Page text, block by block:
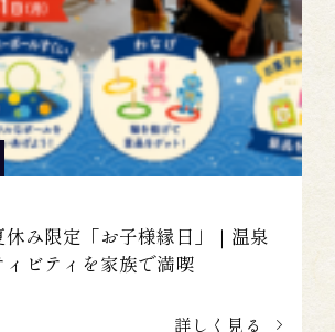
休み限定「お子様縁日」｜温泉
ィビティを家族で満喫
詳しく見る